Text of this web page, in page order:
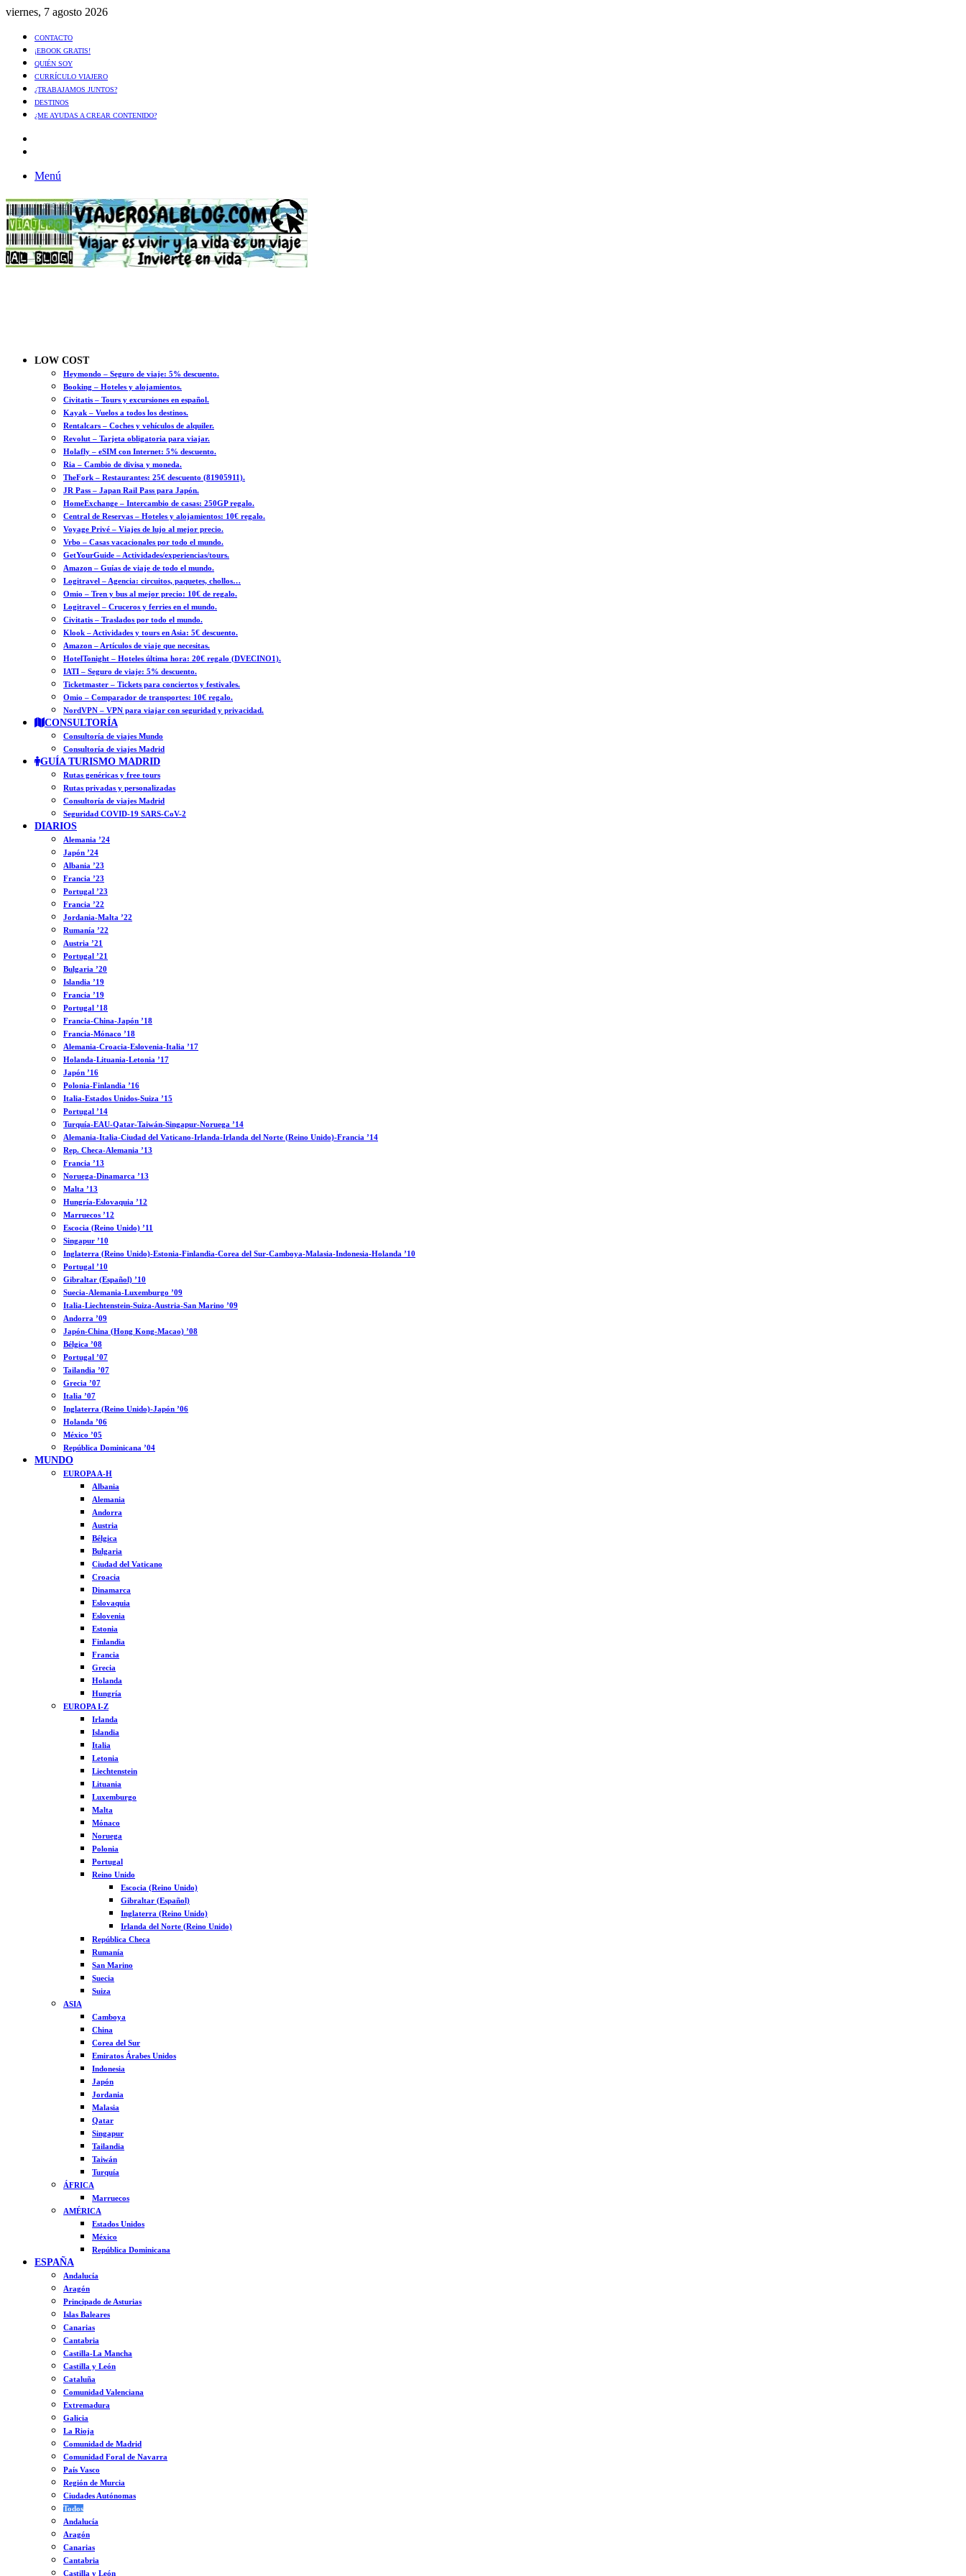
viernes, 7 agosto 2026
CONTACTO
¡EBOOK GRATIS!
QUIÉN SOY
CURRÍCULO VIAJERO
¿TRABAJAMOS JUNTOS?
DESTINOS
¿ME AYUDAS A CREAR CONTENIDO?
Menú
LOW COST
Heymondo – Seguro de viaje: 5% descuento.
Booking – Hoteles y alojamientos.
Civitatis – Tours y excursiones en español.
Kayak – Vuelos a todos los destinos.
Rentalcars – Coches y vehículos de alquiler.
Revolut – Tarjeta obligatoria para viajar.
Holafly – eSIM con Internet: 5% descuento.
Ria – Cambio de divisa y moneda.
TheFork – Restaurantes: 25€ descuento (81905911).
JR Pass – Japan Rail Pass para Japón.
HomeExchange – Intercambio de casas: 250GP regalo.
Central de Reservas – Hoteles y alojamientos: 10€ regalo.
Voyage Privé – Viajes de lujo al mejor precio.
Vrbo – Casas vacacionales por todo el mundo.
GetYourGuide – Actividades/experiencias/tours.
Amazon – Guías de viaje de todo el mundo.
Logitravel – Agencia: circuitos, paquetes, chollos…
Omio – Tren y bus al mejor precio: 10€ de regalo.
Logitravel – Cruceros y ferries en el mundo.
Civitatis – Traslados por todo el mundo.
Klook – Actividades y tours en Asia: 5€ descuento.
Amazon – Artículos de viaje que necesitas.
HotelTonight – Hoteles última hora: 20€ regalo (DVECINO1).
IATI – Seguro de viaje: 5% descuento.
Ticketmaster – Tickets para conciertos y festivales.
Omio – Comparador de transportes: 10€ regalo.
NordVPN – VPN para viajar con seguridad y privacidad.
CONSULTORÍA
Consultoría de viajes Mundo
Consultoría de viajes Madrid
GUÍA TURISMO MADRID
Rutas genéricas y free tours
Rutas privadas y personalizadas
Consultoría de viajes Madrid
Seguridad COVID-19 SARS-CoV-2
DIARIOS
Alemania ’24
Japón ’24
Albania ’23
Francia ’23
Portugal ’23
Francia ’22
Jordania-Malta ’22
Rumanía ’22
Austria ’21
Portugal ’21
Bulgaria ’20
Islandia ’19
Francia ’19
Portugal ’18
Francia-China-Japón ’18
Francia-Mónaco ’18
Alemania-Croacia-Eslovenia-Italia ’17
Holanda-Lituania-Letonia ’17
Japón ’16
Polonia-Finlandia ’16
Italia-Estados Unidos-Suiza ’15
Portugal ’14
Turquía-EAU-Qatar-Taiwán-Singapur-Noruega ’14
Alemania-Italia-Ciudad del Vaticano-Irlanda-Irlanda del Norte (Reino Unido)-Francia ’14
Rep. Checa-Alemania ’13
Francia ’13
Noruega-Dinamarca ’13
Malta ’13
Hungría-Eslovaquia ’12
Marruecos ’12
Escocia (Reino Unido) ’11
Singapur ’10
Inglaterra (Reino Unido)-Estonia-Finlandia-Corea del Sur-Camboya-Malasia-Indonesia-Holanda ’10
Portugal ’10
Gibraltar (Español) ’10
Suecia-Alemania-Luxemburgo ’09
Italia-Liechtenstein-Suiza-Austria-San Marino ’09
Andorra ’09
Japón-China (Hong Kong-Macao) ’08
Bélgica ’08
Portugal ’07
Tailandia ’07
Grecia ’07
Italia ’07
Inglaterra (Reino Unido)-Japón ’06
Holanda ’06
México ’05
República Dominicana ’04
MUNDO
EUROPA A-H
Albania
Alemania
Andorra
Austria
Bélgica
Bulgaria
Ciudad del Vaticano
Croacia
Dinamarca
Eslovaquia
Eslovenia
Estonia
Finlandia
Francia
Grecia
Holanda
Hungría
EUROPA I-Z
Irlanda
Islandia
Italia
Letonia
Liechtenstein
Lituania
Luxemburgo
Malta
Mónaco
Noruega
Polonia
Portugal
Reino Unido
Escocia (Reino Unido)
Gibraltar (Español)
Inglaterra (Reino Unido)
Irlanda del Norte (Reino Unido)
República Checa
Rumanía
San Marino
Suecia
Suiza
ASIA
Camboya
China
Corea del Sur
Emiratos Árabes Unidos
Indonesia
Japón
Jordania
Malasia
Qatar
Singapur
Tailandia
Taiwán
Turquía
ÁFRICA
Marruecos
AMÉRICA
Estados Unidos
México
República Dominicana
ESPAÑA
Andalucía
Aragón
Principado de Asturias
Islas Baleares
Canarias
Cantabria
Castilla-La Mancha
Castilla y León
Cataluña
Comunidad Valenciana
Extremadura
Galicia
La Rioja
Comunidad de Madrid
Comunidad Foral de Navarra
País Vasco
Región de Murcia
Ciudades Autónomas
Todos
Andalucía
Aragón
Canarias
Cantabria
Castilla y León